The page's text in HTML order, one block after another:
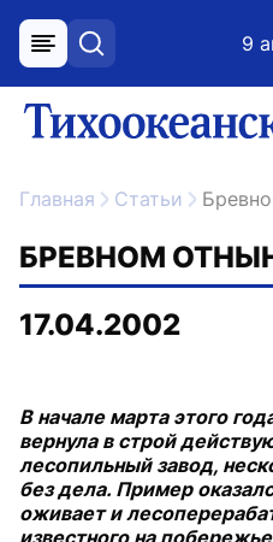
меню поиск 9
Главная Статьи
БРЕВНОМ
17.04.2002
В начале марта этого
вернула в строй
лесопильный завод,
без дела. Пример
оживает и
известного на